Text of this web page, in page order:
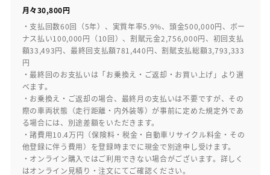
月々30,800円
・支払回数60回（5年）、実質年率5.9%、頭金500,000円、ボー
ナス払い100,000円（10回）、割賦元金2,756,000円、初回支払
額33,493円、最終回支払額781,440円、割賦支払総額3,793,333
円
・最終回のお支払いは「お乗換え・ご返却・お買い上げ」より選
べます。
・お乗換え・ご返却の場合、最終月の支払いは不要ですが、その
際の車両状態（走行距離・内外装等）が事前に定めた規定外であ
る場合には、別途差額をいただきます。
・諸費用10.4万円（保険料・税金・自動車リサイクル料金・その
他登録に伴う費用）を登録時までに現金で別途申し受けます。
・オンライン購入ではご利用できない場合がございます。詳しく
はオンライン見積り・注文にてご確認ください。